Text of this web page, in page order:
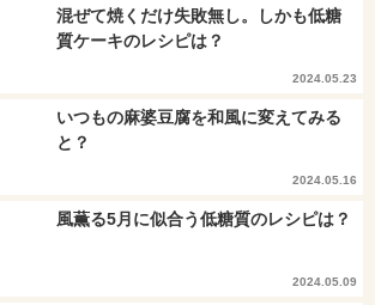
混ぜて焼くだけ失敗無し。しかも低糖
質ケーキのレシピは？
2024.05.23
いつもの麻婆豆腐を和風に変えてみる
と？
2024.05.16
風薫る5月に似合う低糖質のレシピは？
2024.05.09